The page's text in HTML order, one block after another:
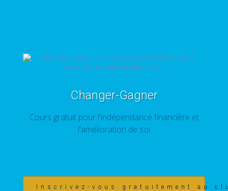
Changer-Gagner
Cours gratuit pour l'indépendance financière et
l'amélioration de soi
Inscrivez-vous gratuitement au